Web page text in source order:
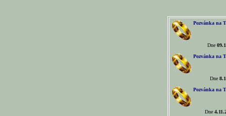
Pozvánka na
Dne
Pozvánka na
Dne
Pozvánka na
Dne